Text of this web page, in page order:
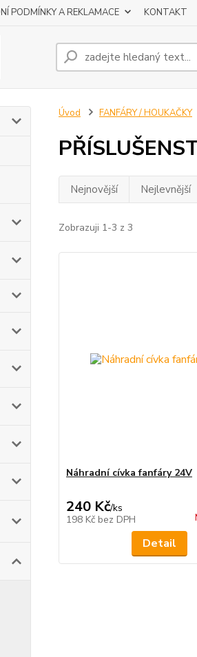
PODMÍNKY A REKLAMACE KONTAKT
Úvod FANFÁRY / HOUKAČKY
Nejnovější Nejlevnější
Zobrazuji 1-3 z 3
Náhradní cívka fanfáry 24V
240 Kč/ks
198 Kč bez DPH
Detail